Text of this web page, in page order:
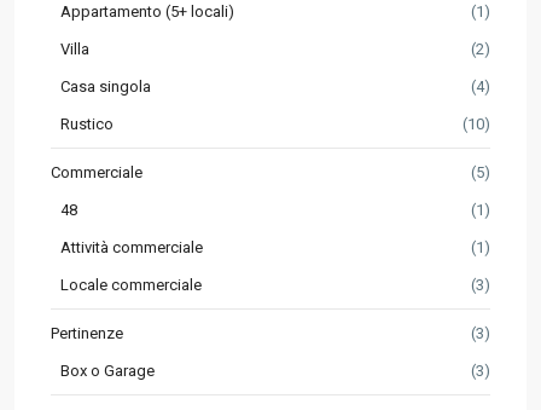
Appartamento (5+ locali) (1)
Villa (2)
Casa singola (4)
Rustico (10)
Commerciale (5)
48 (1)
Attività commerciale (1)
Locale commerciale (3)
Pertinenze (3)
Box o Garage (3)